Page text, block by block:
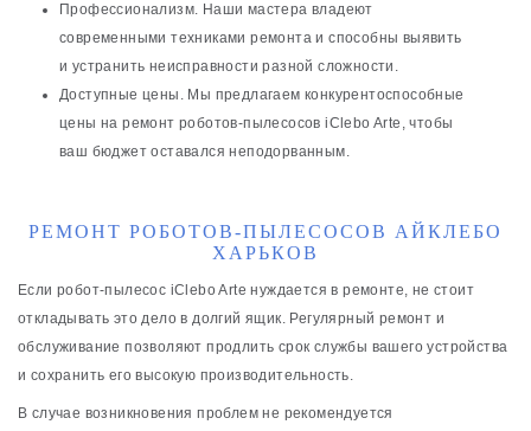
Профессионализм. Наши мастера владеют
современными техниками ремонта и способны выявить
и устранить неисправности разной сложности.
Доступные цены. Мы предлагаем конкурентоспособные
цены на ремонт роботов-пылесосов iClebo Arte, чтобы
ваш бюджет оставался неподорванным.
РЕМОНТ РОБОТОВ-ПЫЛЕСОСОВ АЙКЛЕБО
ХАРЬКОВ
Если робот-пылесос iClebo Arte нуждается в ремонте, не стоит
откладывать это дело в долгий ящик. Регулярный ремонт и
обслуживание позволяют продлить срок службы вашего устройства
и сохранить его высокую производительность.
В случае возникновения проблем не рекомендуется